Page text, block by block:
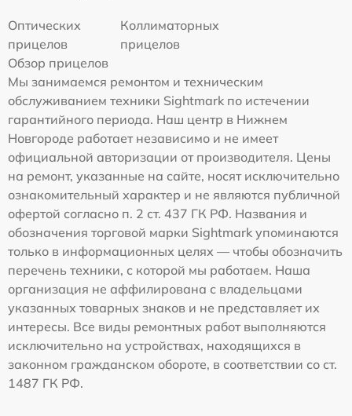
Оптических
прицелов
Коллиматорных
прицелов
Обзор прицелов
Мы занимаемся ремонтом и техническим
обслуживанием техники Sightmark по истечении
гарантийного периода. Наш центр в Нижнем
Новгороде работает независимо и не имеет
официальной авторизации от производителя. Цены
на ремонт, указанные на сайте, носят исключительно
ознакомительный характер и не являются публичной
офертой согласно п. 2 ст. 437 ГК РФ. Названия и
обозначения торговой марки Sightmark упоминаются
только в информационных целях — чтобы обозначить
перечень техники, с которой мы работаем. Наша
организация не аффилирована с владельцами
указанных товарных знаков и не представляет их
интересы. Все виды ремонтных работ выполняются
исключительно на устройствах, находящихся в
законном гражданском обороте, в соответствии со ст.
1487 ГК РФ.